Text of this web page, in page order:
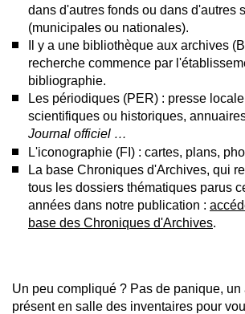
dans d'autres fonds ou dans d'autres
(municipales ou nationales).
Il y a une bibliothèque aux archives
recherche commence par
bibliographie.
Les périodiques (PER) : presse
scientifiques ou historiques,
Journal officiel …
L'iconographie (FI) : cartes, plans,
La base Chroniques d'Archives, qui
tous les dossiers thématiques parus
années dans notre publication :
base des Chroniques d'Archives.
Un peu compliqué ? Pas de panique, un
présent en salle des inventaires pour